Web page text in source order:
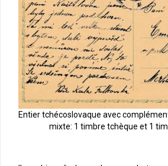
Entier tchécoslovaque avec
mixte: 1 timbre tchèque et 1